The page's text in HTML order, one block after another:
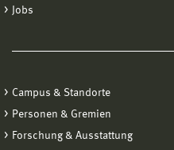
Jobs
Campus & Standorte
Personen & Gremien
Forschung & Ausstattung